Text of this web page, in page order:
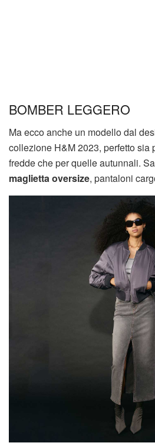
BOMBER LEGGERO
Ma ecco anche un modello dal
collezione H&M 2023, perfetto sia
fredde che per quelle autunnali.
maglietta oversize, pantaloni